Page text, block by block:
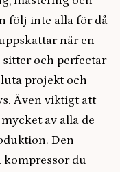
följ inte alla för då
när en
sitter och perfectar
projekt och
Även viktigt att
av alla de
Den
du